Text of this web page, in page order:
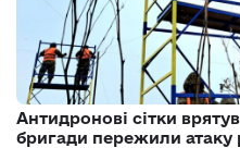
Антидронові сітки
бригади пережили атаку